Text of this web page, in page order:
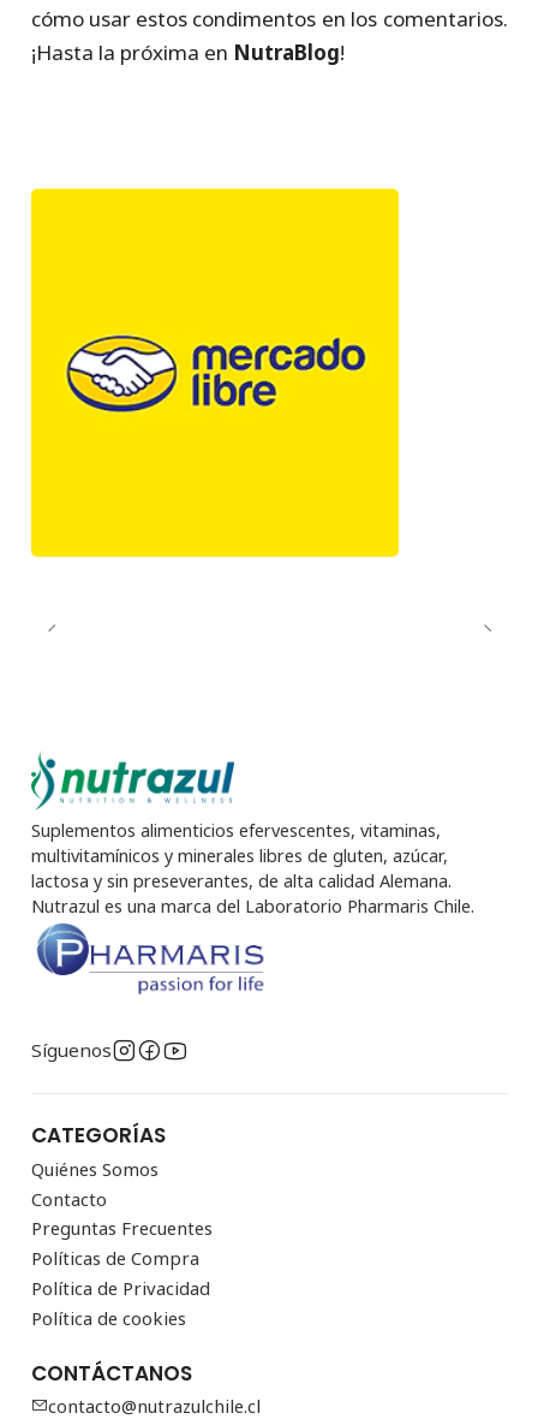
cómo usar estos condimentos en los comentarios.
¡Hasta la próxima en NutraBlog!
Suplementos alimenticios efervescentes, vitaminas,
multivitamínicos y minerales libres de gluten, azúcar,
lactosa y sin preseverantes, de alta calidad Alemana.
Nutrazul es una marca del Laboratorio Pharmaris Chile.
Síguenos
CATEGORÍAS
Quiénes Somos
Contacto
Preguntas Frecuentes
Políticas de Compra
Política de Privacidad
Política de cookies
CONTÁCTANOS
contacto@nutrazulchile.cl